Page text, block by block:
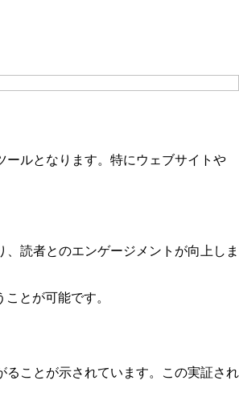
ールとなります。特にウェブサイトや
読者とのエンゲージメントが向上しま
とが可能です。
ることが示されています。この実証され